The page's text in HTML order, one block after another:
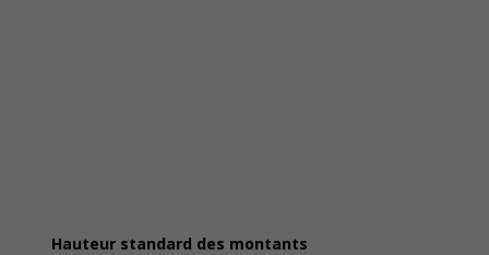
Hauteur standard des montants